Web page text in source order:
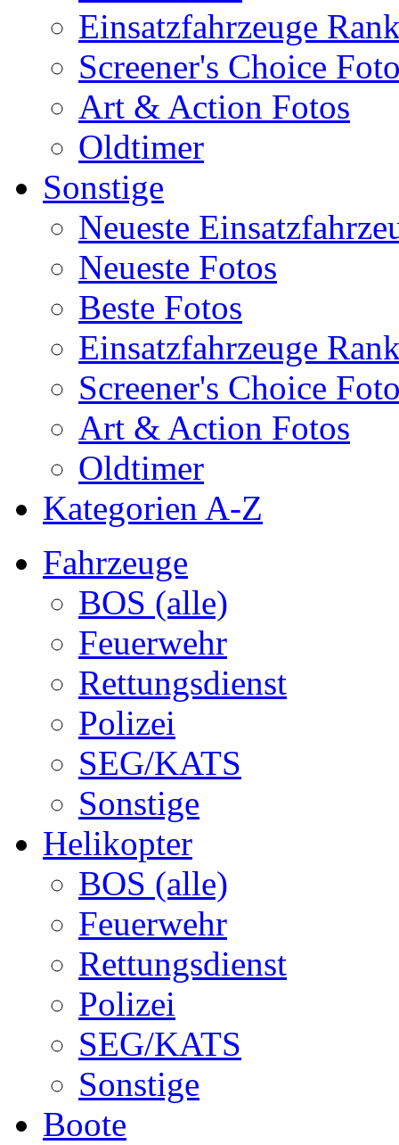
Einsatzfahrzeuge
Screener's Choice
Art & Action Fotos
Oldtimer
Sonstige
Neueste
Neueste Fotos
Beste Fotos
Einsatzfahrzeuge
Screener's Choice
Art & Action Fotos
Oldtimer
Kategorien A-Z
Fahrzeuge
BOS (alle)
Feuerwehr
Rettungsdienst
Polizei
SEG/KATS
Sonstige
Helikopter
BOS (alle)
Feuerwehr
Rettungsdienst
Polizei
SEG/KATS
Sonstige
Boote